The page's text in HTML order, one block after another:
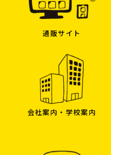
通販サイト
会社案内・学校案内